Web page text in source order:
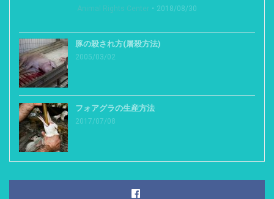
Animal Rights Center 2018/08/30
豚の殺され方(屠殺方法)
2005/03/02
フォアグラの生産方法
2017/07/08